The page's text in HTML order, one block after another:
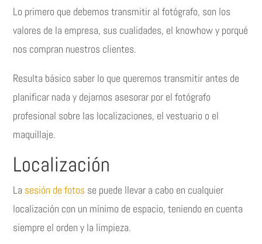
Lo primero que debemos transmitir al fotógrafo, son los
valores de la empresa, sus cualidades, el knowhow y porqué
nos compran nuestros clientes.
Resulta básico saber lo que queremos transmitir antes de
planificar nada y dejarnos asesorar por el fotógrafo
profesional sobre las localizaciones, el vestuario o el
maquillaje.
Localización
La sesión de fotos se puede llevar a cabo en cualquier
localización con un mínimo de espacio, teniendo en cuenta
siempre el orden y la limpieza.